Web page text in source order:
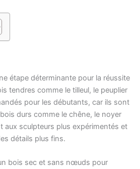
étape déterminante pour la réussite
tendres comme le tilleul, le peuplier
pour les débutants, car ils sont
durs comme le chêne, le noyer
aux sculpteurs plus expérimentés et
détails plus fins.
bois sec et sans nœuds pour